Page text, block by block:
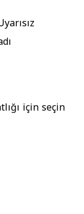
için seçin